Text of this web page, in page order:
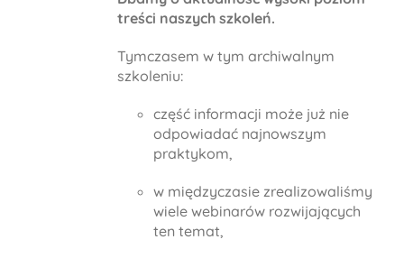
treści naszych szkoleń.
Tymczasem w tym archiwalnym
szkoleniu:
część informacji może już nie
odpowiadać najnowszym
praktykom,
w międzyczasie zrealizowaliśmy
wiele webinarów rozwijających
ten temat,